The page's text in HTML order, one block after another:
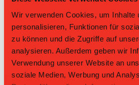
Wir verwenden Cookies, um Inhalte
personalisieren, Funktionen für
zu können und die Zugriffe auf
analysieren. Außerdem geben wir
Verwendung unserer Website an
soziale Medien, Werbung und